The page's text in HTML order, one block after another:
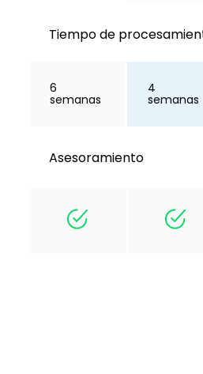
Tiempo de
6
semanas
4
semanas
Asesoramiento